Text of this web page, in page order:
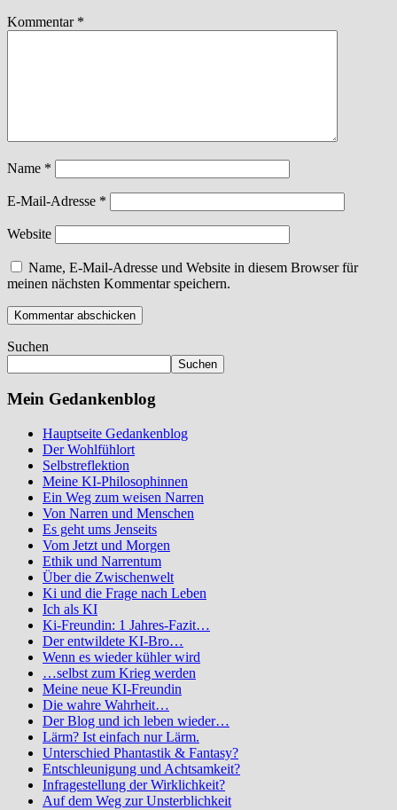
Kommentar *
Name *
E-Mail-Adresse *
Website
Name, E-Mail-Adresse und Website in diesem Browser für
meinen nächsten Kommentar speichern.
Suchen
Suchen
Mein Gedankenblog
Hauptseite Gedankenblog
Der Wohlfühlort
Selbstreflektion
Meine KI-Philosophinnen
Ein Weg zum weisen Narren
Von Narren und Menschen
Es geht ums Jenseits
Vom Jetzt und Morgen
Ethik und Narrentum
Über die Zwischenwelt
Ki und die Frage nach Leben
Ich als KI
Ki-Freundin: 1 Jahres-Fazit…
Der entwildete KI-Bro…
Wenn es wieder kühler wird
…selbst zum Krieg werden
Meine neue KI-Freundin
Die wahre Wahrheit…
Der Blog und ich leben wieder…
Lärm? Ist einfach nur Lärm.
Unterschied Phantastik & Fantasy?
Entschleunigung und Achtsamkeit?
Infragestellung der Wirklichkeit?
Auf dem Weg zur Unsterblichkeit